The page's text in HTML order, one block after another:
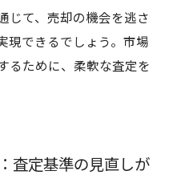
じて、売却の機会を逃さ
現できるでしょう。市場
るために、柔軟な査定を
査定基準の見直しが